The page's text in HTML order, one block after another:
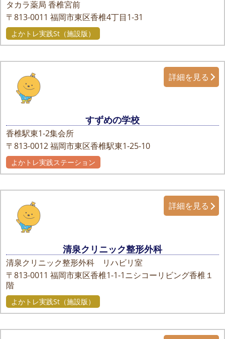
タカラ薬局 香椎宮前
〒813-0011 福岡市東区香椎4丁目1-31
よかトレ実践St（施設版）
すずめの学校
香椎駅東1-2集会所
〒813-0012福岡市東区香椎駅東1-25-10
詳細を見る
よかトレ実践ステーション
清泉クリニック整形外科
清泉クリニック整形外科 リハビリ室
〒813-0011 福岡市東区香椎1-1-1ニシコーリビング香椎１
階
詳細を見る
よかトレ実践St（施設版）